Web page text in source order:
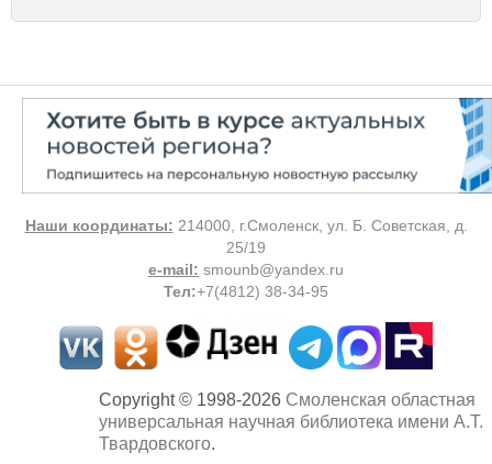
Наши координаты: 214000, г.Смоленск, ул. Б. Советская, д.
25/19
e-mail: smounb@yandex.ru
Тел:+7(4812) 38-34-95
Copyright © 1998-2026 Смоленская областная
универсальная научная библиотека имени А.Т.
Твардовского.